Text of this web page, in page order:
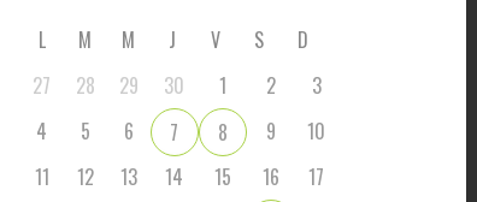
L M M J V S
D
27
28 29 30 1 2
3
4
5 6 7 8 9
10
11
12 13 14 15 16
17